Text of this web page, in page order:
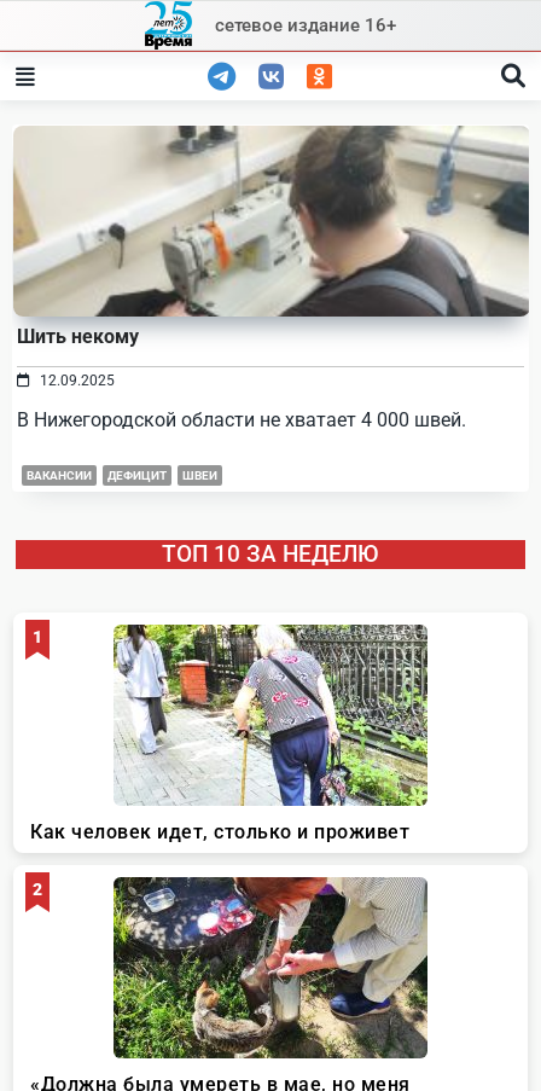
content
сетевое издание 16+
Шить некому
12.09.2025
В Нижегородской области не хватает 4 000 швей.
ВАКАНСИИ ДЕФИЦИТ ШВЕИ
ТОП 10 ЗА НЕДЕЛЮ